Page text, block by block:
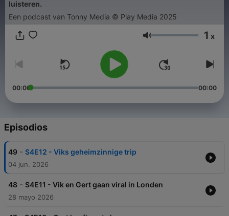
luisteren.
Een podcast van Tonny Media © Play Media 2025
Volumen 1 x
00:00 00:00
Episodios
49 - S4E12 - Viks geheimzinnige trip
04 jun. 2026
48 - S4E11 - Vik en Gert gaan viral in Londen
28 mayo 2026